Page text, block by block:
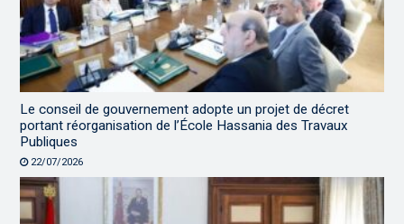
Le conseil de gouvernement adopte un projet de décret
portant réorganisation de l’École Hassania des Travaux
Publiques
22/07/2026